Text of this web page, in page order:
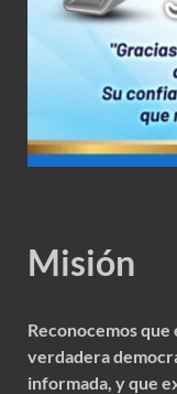
Misión
Reconocemos
verdadera
informada, y que